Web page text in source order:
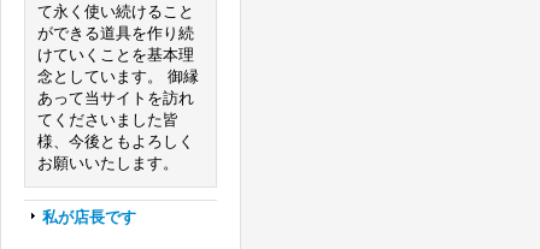
て永く使い続けること
ができる道具を作り続
けていくことを基本理
念としています。 御縁
あって当サイトを訪れ
てくださいました皆
様、今後ともよろしく
お願いいたします。
私が店長です